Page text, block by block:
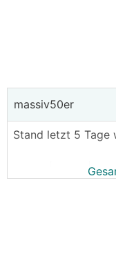
massiv50er
Stand letzt 5 Tage